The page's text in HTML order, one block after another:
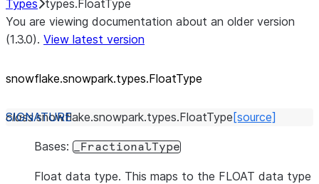
Types types.FloatType
You are viewing documentation about an older version
(1.3.0). View latest version
snowflake.snowpark.types.FloatType
class snowflake.snowpark.types.FloatType [source]
Bases: _FractionalType
Float data type. This maps to the FLOAT data type